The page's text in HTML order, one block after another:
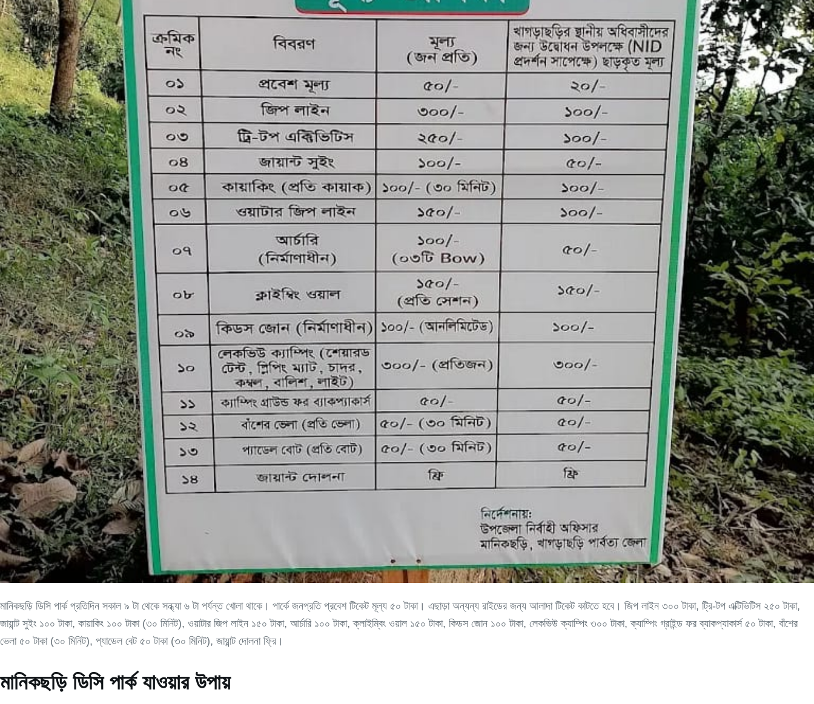
মানিকছড়ি ডিসি পার্ক প্রতিদিন সকাল ৯ টা থেকে সন্ধ্যা ৬ টা পর্যন্ত খোলা থাকে। পার্কে জনপ্রতি প্রবেশ টিকেট মূল্য ৫০ টাকা। এছাড়া অন্যন্য রাইডের জন্য আলাদা টিকেট কাটতে হবে। জিপ লাইন ৩০০ টাকা, ট্রি-টপ এক্টিভিটিস ২৫০ টাকা,
জায়ান্ট সুইং ১০০ টাকা, কায়াকিং ১০০ টাকা (৩০ মিনিট), ওয়াটার জিপ লাইন ১৫০ টাকা, আর্চারি ১০০ টাকা, ক্লাইম্বিং ওয়াল ১৫০ টাকা, কিডস জোন ১০০ টাকা, লেকভিউ ক্যাম্পিং ৩০০ টাকা, ক্যাম্পিং গ্রাইন্ড ফর ব্যাকপ্যাকার্স ৫০ টাকা, বাঁশের
ভেলা ৫০ টাকা (৩০ মিনিট), প্যাডেল বেট ৫০ টাকা (৩০ মিনিট), জায়ান্ট দোলনা ফ্রি।
মানিকছড়ি ডিসি পার্ক যাওয়ার উপায়